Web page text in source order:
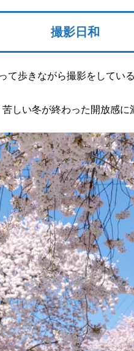
撮影日和
て歩きながら撮影をしてい
しい冬が終わった開放感に